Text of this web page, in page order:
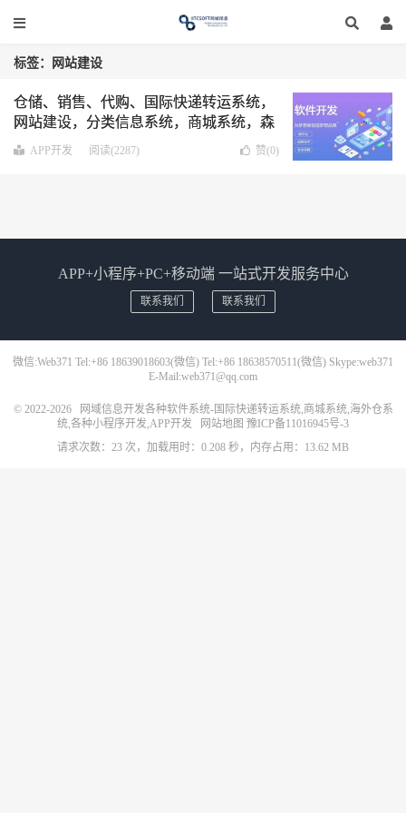
标签：网站建设
仓储、销售、代购、国际快递转运系统，
网站建设，分类信息系统，商城系统，森
林防火管理系统，医院信息管理系统等各
种系统APP开发，微信小程序开发，PC版
APP开发 阅读(2287) 赞(0)
APP+小程序+PC+移动端 一站式开发服务中心
联系我们 联系我们
微信:Web371 Tel:+86 18639018603(微信) Tel:+86 18638570511(微信) Skype:web371
E-Mail:web371@qq.com
© 2022-2026
网域信息开发各种软件系统-国际快递转运系统,商城系统,海外仓系
统,各种小程序开发,APP开发
网站地图 豫ICP备11016945号-3
请求次数：23 次，加载用时：0.208 秒，内存占用：13.62 MB